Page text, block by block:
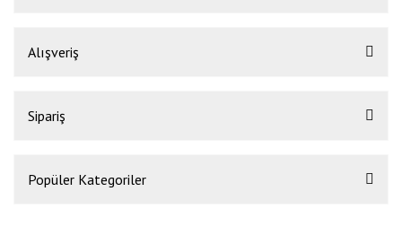
Alışveriş
Sipariş
Popüler Kategoriler